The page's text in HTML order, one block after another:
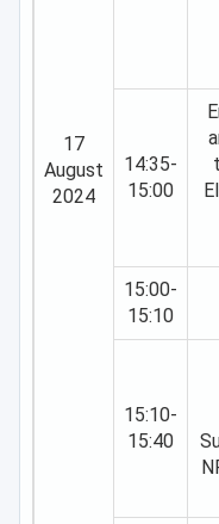
17
August
2024
14:35-
15:00
15:00-
15:10
15:10-
15:40